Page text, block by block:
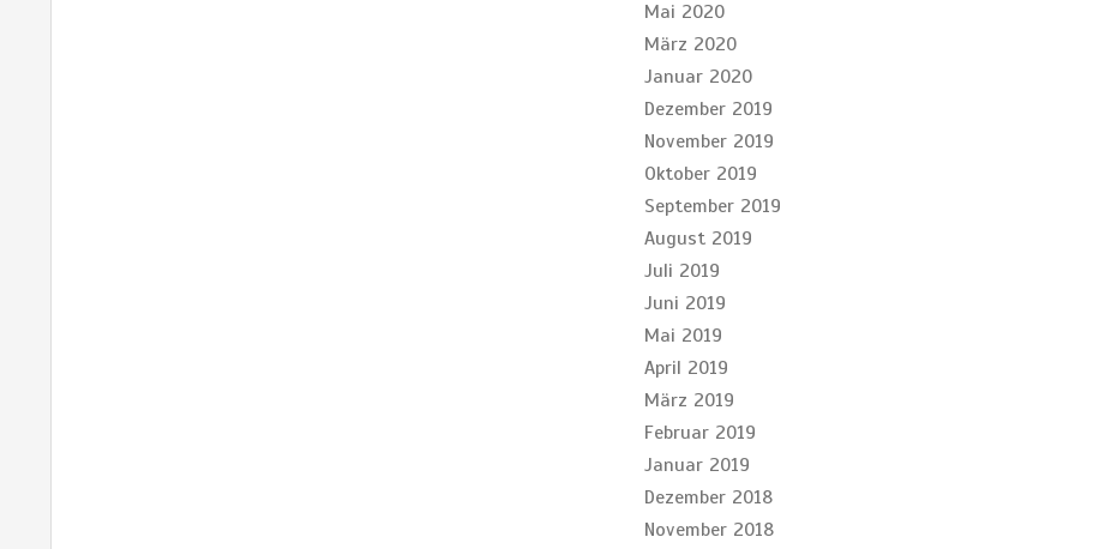
Mai 2020
März 2020
Januar 2020
Dezember 2019
November 2019
Oktober 2019
September 2019
August 2019
Juli 2019
Juni 2019
Mai 2019
April 2019
März 2019
Februar 2019
Januar 2019
Dezember 2018
November 2018